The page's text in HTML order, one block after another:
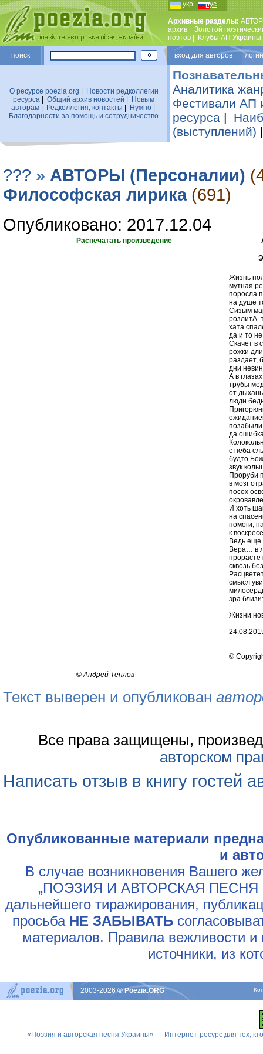
укр рус
Архивные разделы:
архив
Золотой
поэтов
Клубы АП Украины
поиск вход для авторов
О ресурсе poezia.org
Новости редколлегии
ресурса
Общий архив новостей
Новым
авторам| Редколлегия, контакты Нужно|
Благодарности за помощь и сотрудничество
Аналитика
Фестивали АП
ресурса |
(выступлений)
??? » АВТОРЫ (Персоналии)
Философская лирика (691)
Опубликовано: 2017.12.04
Распечатать произведение
Жизнь
мутная
поросла
на душе
Сизым
розлитА
хата
да и то
Скачет в
рожки
раздает,
дни
А в
трубы
от
люди
позабыли
да
с неба
будто
звук
Проруби
в мозг
посох
И хоть
на
помоги,
к
Ведь еще
Вера… в
сквозь
смысл
эра
Жизни
©
©Андрей Теплов
Текст выверен и опубликован
Все права защищены,
авторском
Написать отзыв в книгу гостей
Опубликованные материали
и
В случае возникновения Вашего
„ПОЭЗИЯ И АВТОРСКАЯ ПЕСНЯ
дальнейшего тиражирования,
просьба НЕ ЗАБЫВАТЬ
материалов. Правила вежливости и
источники, из
2003-2026© Poezia.ORG
«Поэзия и авторская песня Украины» — Интернет-ресурс для тех,